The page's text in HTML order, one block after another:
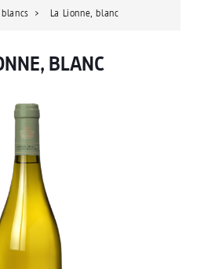
La Lionne, blanc
BLANC